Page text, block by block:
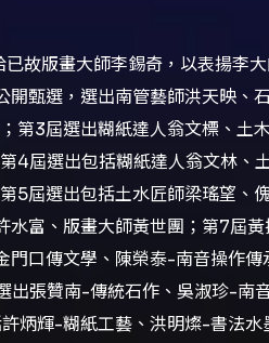
故版畫大師李錫奇，以表揚李
甄選，選出南管藝師洪天映、
第3屆選出糊紙達人翁文標、土
4屆選出包括糊紙達人翁文林、
5屆選出包括土水匠師梁瑤望、
水富、版畫大師黃世團；第7屆
口傳文學、陳榮泰-南音操作傳
張贊南-傳統石作、吳淑珍-南
炳輝-糊紙工藝、洪明燦-書法水